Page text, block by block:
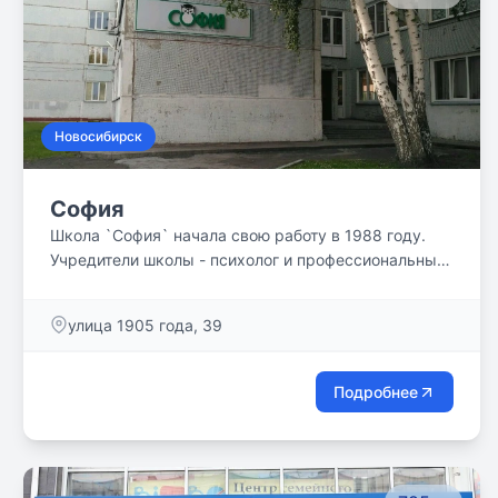
Наша цель - привить ребенку любовь к обучению и
науке, развить навыки, необходимые для
успешного будущего.
Новосибирск
София
Школа `София` начала свою работу в 1988 году.
Учредители школы - психолог и профессиональный
детей и детей своих знакомых. Постепенно
появилось очень много заявок на обучение по
новой системе, в которой применяется не
которая стала первой частной школой в
улица 1905 года, 39
Подробнее